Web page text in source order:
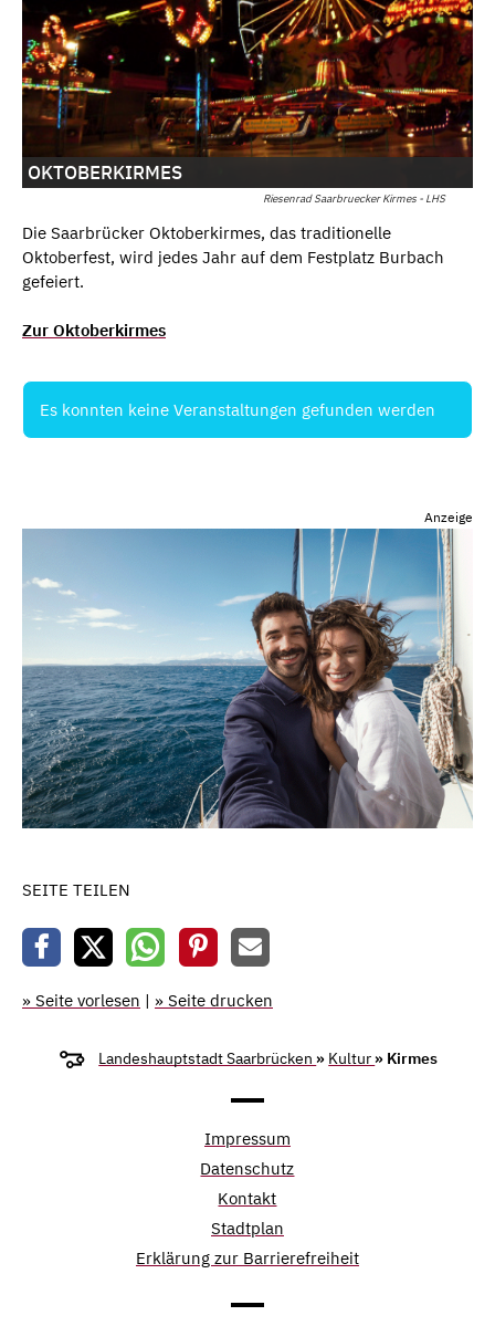
Riesenrad Saarbruecker Kirmes - LHS
OKTOBERKIRMES
Die Saarbrücker Oktoberkirmes, das traditionelle
Oktoberfest, wird jedes Jahr auf dem Festplatz Burbach
gefeiert.
Zur Oktoberkirmes
Es konnten keine Veranstaltungen gefunden werden
Anzeige
SEITE TEILEN
» Seite vorlesen | » Seite drucken
Landeshauptstadt Saarbrücken » Kultur » Kirmes
Impressum
Datenschutz
Kontakt
Stadtplan
Erklärung zur Barrierefreiheit